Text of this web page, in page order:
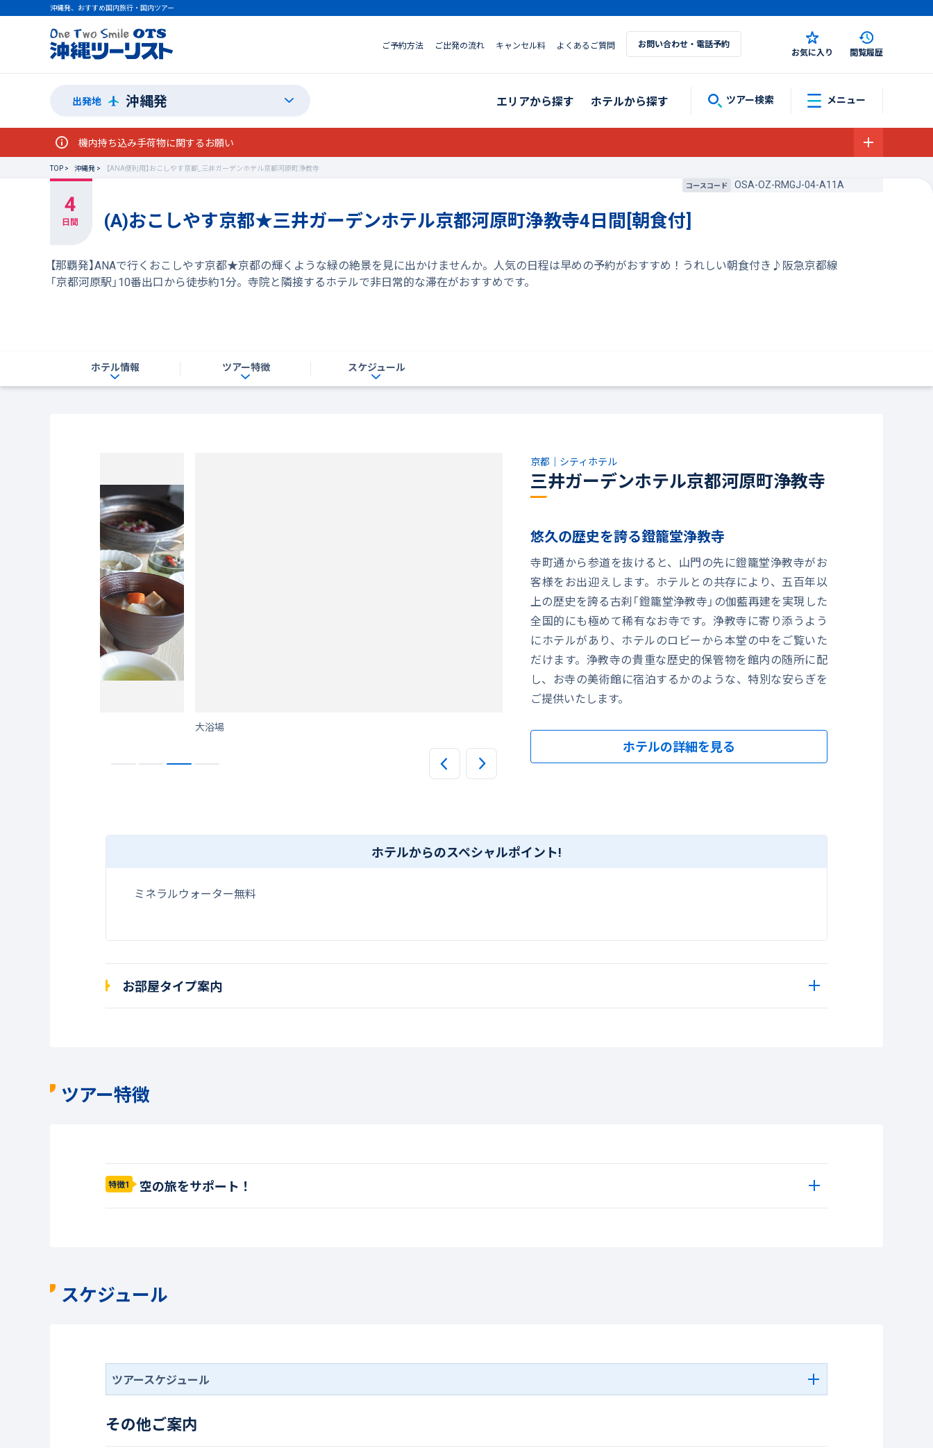
沖縄発、おすすめ国内旅行・国内ツアー
ご予約方法 ご出発の流れ キャンセル料 よくあるご質問 お問い合わせ・電話予約
お気に入り 閲覧履歴
出発地 沖縄発 エリアから探す ホテルから探す ツアー検索 メニュー
機内持ち込み手荷物に関するお願い
TOP 沖縄発
【ANA便利用】おこしやす京都_三井ガーデンホテル京都河原町浄教寺
コースコード
OSA-OZ-RMGJ-04-A11A
(A)おこしやす京都★三井ガーデンホテル京都河原町浄教寺4日間[朝食付]
【那覇発】ANAで行くおこしやす京都★京都の輝くような緑の絶景を見に出かけませんか。人気の日程は早めの予約がおすすめ！うれしい朝食付き♪阪急京都線
「京都河原駅」10番出口から徒歩約1分。寺院と隣接するホテルで非日常的な滞在がおすすめです。
ホテル情報 ツアー特徴 スケジュール
京都｜シティホテル
三井ガーデンホテル京都河原町浄教寺
悠久の歴史を誇る鐙籠堂浄教寺
寺町通から参道を抜けると、山門の先に鐙籠堂浄教寺がお
客様をお出迎えします。ホテルとの共存により、五百年以
上の歴史を誇る古刹「鐙籠堂浄教寺」の伽藍再建を実現した
全国的にも極めて稀有なお寺です。浄教寺に寄り添うよう
にホテルがあり、ホテルのロビーから本堂の中をご覧いた
だけます。浄教寺の貴重な歴史的保管物を館内の随所に配
し、お寺の美術館に宿泊するかのような、特別な安らぎを
ご提供いたします。
ホテルの詳細を見る
スタンダードツイン
ホテルからのスペシャルポイント!
ミネラルウォーター無料
お部屋タイプ案内
ツアー特徴
特徴1 空の旅をサポート！
スケジュール
ツアースケジュール
その他ご案内